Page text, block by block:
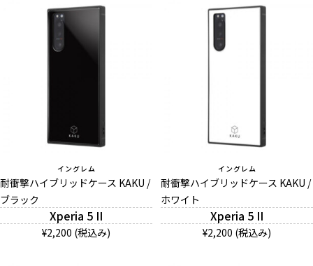
Xperia
Google
And More
イングレム
耐衝撃ハイブリッドケース KAKU /
ブラック
Xperia 5 II
¥2,200 (税込み)
イングレム
耐衝撃ハイブリッドケース KAKU /
ホワイト
Xperia 5 II
¥2,200 (税込み)